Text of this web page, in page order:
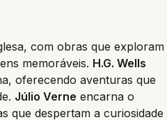
com obras que exploram
memoráveis. H.G. Wells
oferecendo aventuras que
Júlio Verne encarna o
que despertam a curiosidade